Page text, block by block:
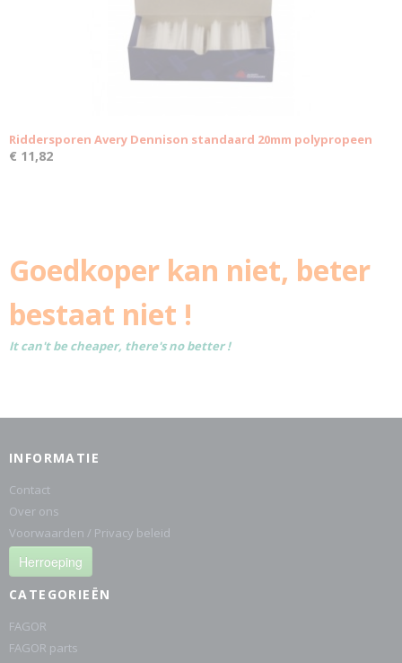
Riddersporen Avery Dennison standaard 20mm polypropeen
€ 11,82
Goedkoper kan niet, beter
bestaat niet !
It can't be cheaper, there's no better !
INFORMATIE
Contact
Over ons
Voorwaarden / Privacy beleid
Herroeping
CATEGORIEËN
FAGOR
FAGOR parts